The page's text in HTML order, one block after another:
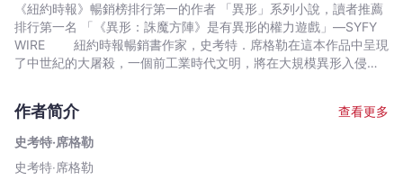
勒
-
文
宙
Bookniverse
《紐約時報》暢銷榜排行第一的作者 「異形」系列小說，讀者推薦
排行第一名 「《異形：誅魔方陣》是有異形的權力遊戲」—SYFY
WIRE 紐約時報暢銷書作家，史考特．席格勒在這本作品中呈現
了中世紀的大屠殺，一個前工業時代文明，將在大規模異形入侵，
無情地破壞殺戮。致命生物群體橫行低地，黑色硬殼、殺人利爪、
有刺的尾巴和可怕的牙舌毀滅性地蔓延，殺死了九成人口。 驚
恐的倖存者逃到隱蔽的山脈中避難，勉力以微薄的條件求取生存。
當三位年輕的勇士意外在戰鬥過程中發現新的可能性，人類終於看
作者简介
查看更多
史考特‧席格勒
史考特‧席格勒